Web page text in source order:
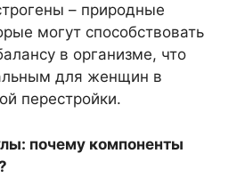
– природные
могут способствовать
в организме, что
для женщин в
перестройки.
почему компоненты